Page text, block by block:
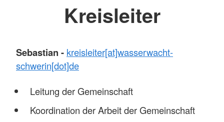
Kreisleiter
Sebastian - kreisleiter[at]wasserwacht-
schwerin[dot]de
Leitung der Gemeinschaft
Koordination der Arbeit der Gemeinschaft